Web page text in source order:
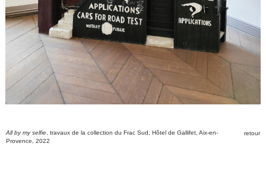
All by my selfie , travaux de la collection du Frac Sud, Hôtel de Gallifet, Aix-en-
Provence, 2022
retour